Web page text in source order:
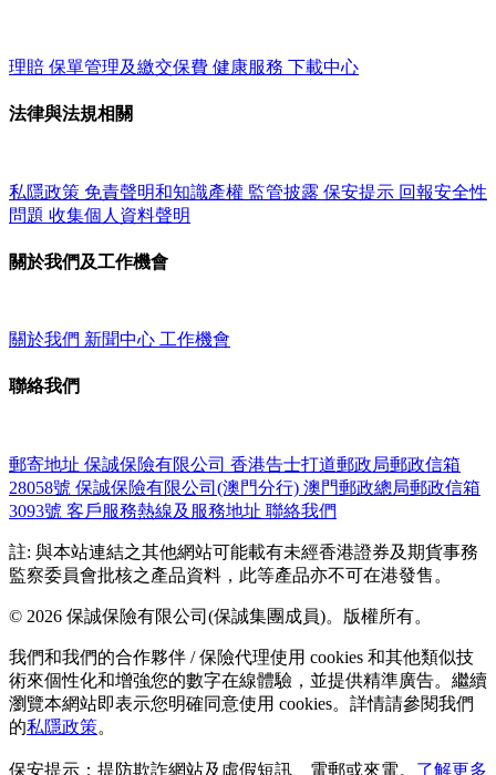
理賠 保單管理及繳交保費 健康服務 下載中心
法律與法規相關
私隱政策 免責聲明和知識產權 監管披露 保安提示 回報安全性
問題 收集個人資料聲明
關於我們及工作機會
關於我們 新聞中心 工作機會
聯絡我們
郵寄地址 保誠保險有限公司 香港告士打道郵政局郵政信箱
28058號 保誠保險有限公司(澳門分行) 澳門郵政總局郵政信箱
3093號 客戶服務熱線及服務地址 聯絡我們
註: 與本站連結之其他網站可能載有未經香港證券及期貨事務
監察委員會批核之產品資料，此等產品亦不可在港發售。
© 2026 保誠保險有限公司(保誠集團成員)。版權所有。
我們和我們的合作夥伴 / 保險代理使用 cookies 和其他類似技
術來個性化和增強您的數字在線體驗，並提供精準廣告。繼續
瀏覽本網站即表示您明確同意使用 cookies。詳情請參閱我們
的私隱政策。
保安提示：提防欺詐網站及虛假短訊、電郵或來電。 了解更多